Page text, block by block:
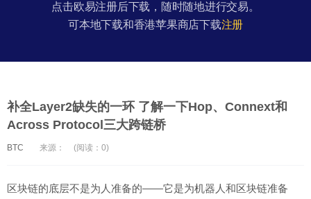
点击欧易注册后下载，随时随地进行交易。
可本地下载和香港苹果商店下载注册
补全Layer2缺失的一环 了解一下Hop、Connext和
Across Protocol三大跨链桥
BTC 来源： (阅读：0)
区块链的底层不是为人准备的——它是为机器人和区块链准备